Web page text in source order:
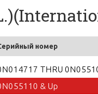
номер
THRU
& Up